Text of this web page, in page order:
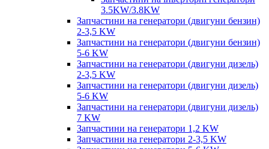
3.5KW/3.8KW
Запчастини на генератори (двигуни бензин)
2-3,5 KW
Запчастини на генератори (двигуни бензин)
5-6 KW
Запчастини на генератори (двигуни дизель)
2-3,5 KW
Запчастини на генератори (двигуни дизель)
5-6 KW
Запчастини на генератори (двигуни дизель)
7 KW
Запчастини на генератори 1,2 KW
Запчастини на генератори 2-3,5 KW